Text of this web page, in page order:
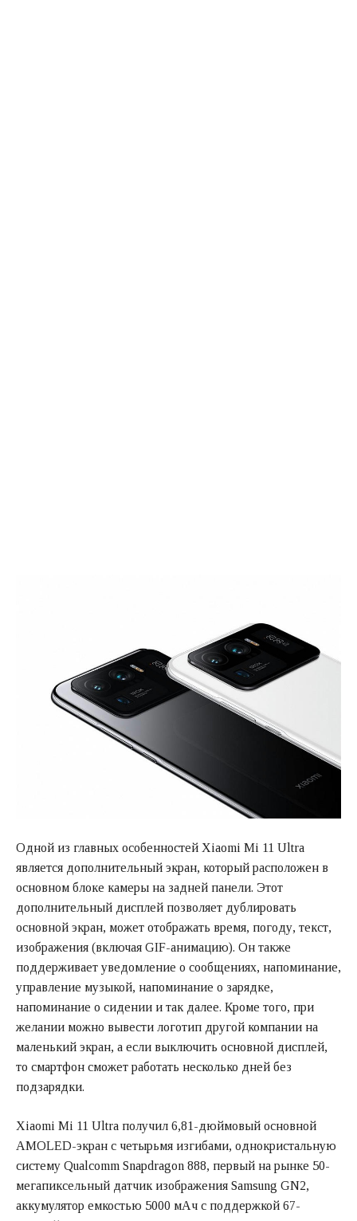
Одной из главных особенностей Xiaomi Mi 11 Ultra
является дополнительный экран, который расположен в
основном блоке камеры на задней панели. Этот
дополнительный дисплей позволяет дублировать
основной экран, может отображать время, погоду, текст,
изображения (включая GIF-анимацию). Он также
поддерживает уведомление о сообщениях, напоминание,
управление музыкой, напоминание о зарядке,
напоминание о сидении и так далее. Кроме того, при
желании можно вывести логотип другой компании на
маленький экран, а если выключить основной дисплей,
то смартфон сможет работать несколько дней без
подзарядки.
Xiaomi Mi 11 Ultra получил 6,81-дюймовый основной
AMOLED-экран с четырьмя изгибами, однокристальную
систему Qualcomm Snapdragon 888, первый на рынке 50-
мегапиксельный датчик изображения Samsung GN2,
аккумулятор емкостью 5000 мАч с поддержкой 67-